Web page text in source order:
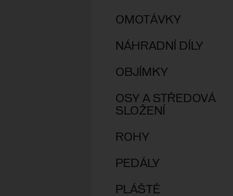
OMOTÁVKY
NÁHRADNÍ DÍLY
OBJÍMKY
OSY A STŘEDOVÁ
SLOŽENÍ
ROHY
PEDÁLY
PLÁŠTĚ